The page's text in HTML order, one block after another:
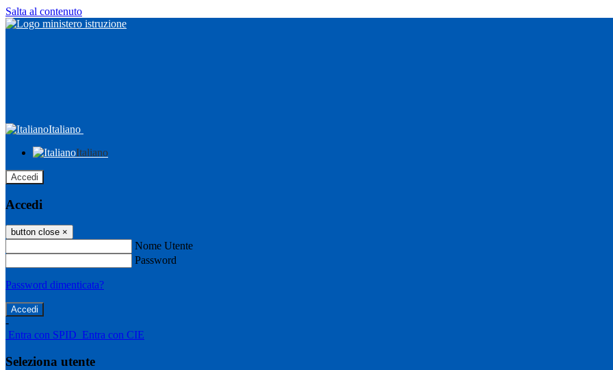
Salta al contenuto
Italiano
Italiano
Accedi
Accedi
button close ×
Nome Utente
Password
Password dimenticata?
-
Entra con SPID Entra con CIE
Seleziona utente